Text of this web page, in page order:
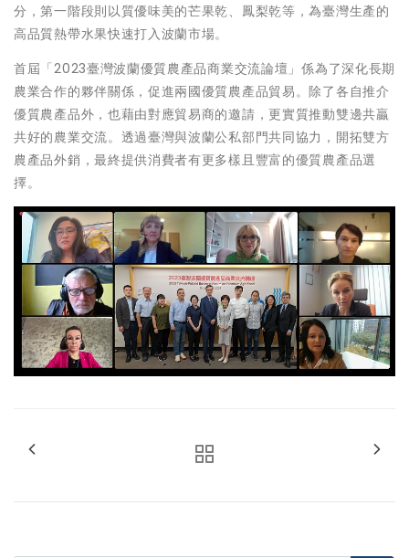
分，第一階段則以質優味美的芒果乾、鳳梨乾等，為臺灣生產的
高品質熱帶水果快速打入波蘭市場。
首屆「2023臺灣波蘭優質農產品商業交流論壇」係為了深化長期
農業合作的夥伴關係，促進兩國優質農產品貿易。除了各自推介
優質農產品外，也藉由對應貿易商的邀請，更實質推動雙邊共贏
共好的農業交流。透過臺灣與波蘭公私部門共同協力，開拓雙方
農產品外銷，最終提供消費者有更多樣且豐富的優質農產品選
擇。